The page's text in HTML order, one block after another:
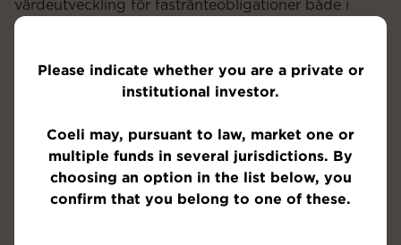
värdeutveckling för fastränteobligationer både i
svenska kronor och i euro. Bland enskilda innehav
presenterade en bokslutsrapport som påvisade att
bolaget påtagligt minskat sin skuldsättningsgrad
rapporterades också ett nytt kontrakt för en av
bolagets fyra riggar, utsikterna för 2026 ser därmed
goda ut med god kontraktsteckning för större delen
av resten av året.
Please indicate whether you are a private or
institutional investor.
Coeli may, pursuant to law, market one or
multiple funds in several jurisdictions. By
choosing an option in the list below, you
confirm that you belong to one of these.